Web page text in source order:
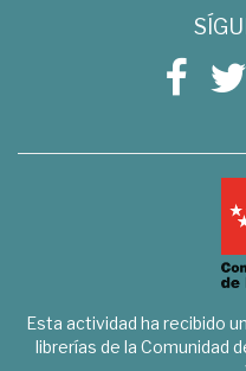
Esta actividad ha recibido
librerías de la Comunidad